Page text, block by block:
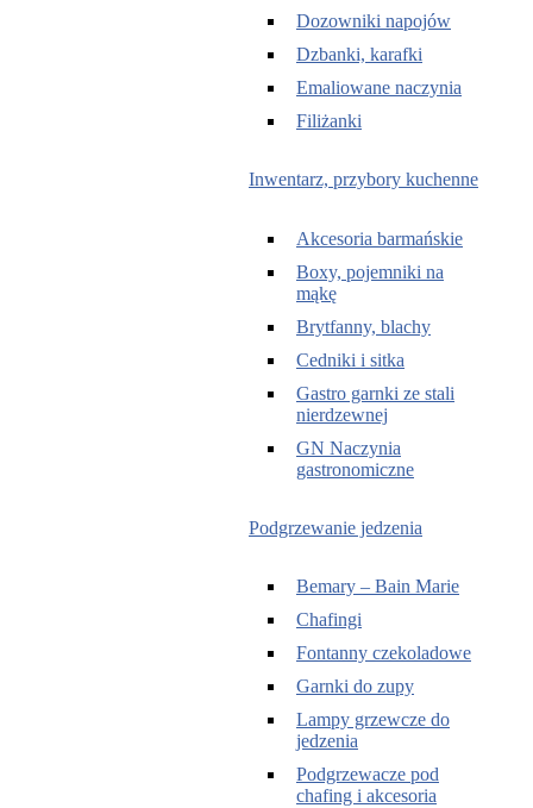
Dozowniki napojów
Dzbanki, karafki
Emaliowane naczynia
Filiżanki
Inwentarz, przybory kuchenne
Akcesoria barmańskie
Boxy, pojemniki na
mąkę
Brytfanny, blachy
Cedniki i sitka
Gastro garnki ze stali
nierdzewnej
GN Naczynia
gastronomiczne
Podgrzewanie jedzenia
Bemary – Bain Marie
Chafingi
Fontanny czekoladowe
Garnki do zupy
Lampy grzewcze do
jedzenia
Podgrzewacze pod
chafing i akcesoria